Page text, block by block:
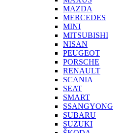
MAZDA
MERCEDES
MINI
MITSUBISHI
NISAN
PEUGEOT
PORSCHE
RENAULT
SCANIA
SEAT
SMART
SSANGYONG
SUBARU
SUZUKI